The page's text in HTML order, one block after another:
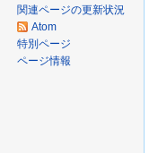
関連ページの更新状況
Atom
特別ページ
ページ情報